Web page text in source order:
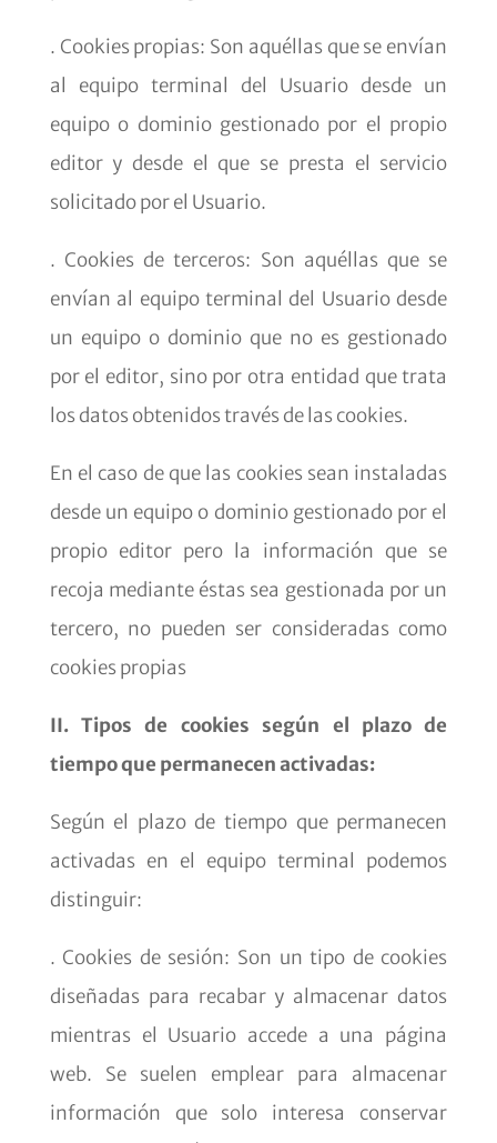
. Cookies propias: Son aquéllas que se envían
al equipo terminal del Usuario desde un
equipo o dominio gestionado por el propio
editor y desde el que se presta el servicio
solicitado por el Usuario.
. Cookies de terceros: Son aquéllas que se
envían al equipo terminal del Usuario desde
un equipo o dominio que no es gestionado
por el editor, sino por otra entidad que trata
los datos obtenidos través de las cookies.
En el caso de que las cookies sean instaladas
desde un equipo o dominio gestionado por el
propio editor pero la información que se
recoja mediante éstas sea gestionada por un
tercero, no pueden ser consideradas como
cookies propias
II. Tipos de cookies según el plazo de
tiempo que permanecen activadas:
Según el plazo de tiempo que permanecen
activadas en el equipo terminal podemos
distinguir:
. Cookies de sesión: Son un tipo de cookies
diseñadas para recabar y almacenar datos
mientras el Usuario accede a una página
web. Se suelen emplear para almacenar
información que solo interesa conservar